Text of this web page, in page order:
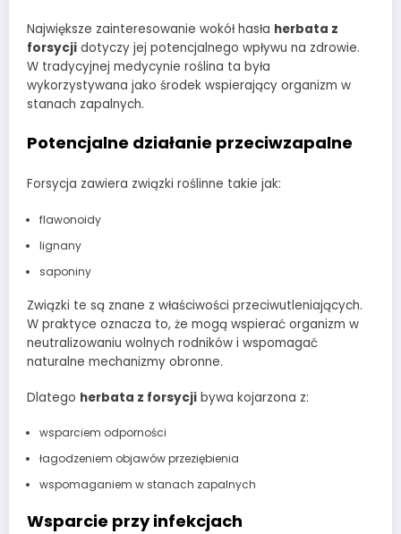
Największe zainteresowanie wokół hasła herbata z
forsycji dotyczy jej potencjalnego wpływu na zdrowie.
W tradycyjnej medycynie roślina ta była
wykorzystywana jako środek wspierający organizm w
stanach zapalnych.
Potencjalne działanie przeciwzapalne
Forsycja zawiera związki roślinne takie jak:
flawonoidy
lignany
saponiny
Związki te są znane z właściwości przeciwutleniających.
W praktyce oznacza to, że mogą wspierać organizm w
neutralizowaniu wolnych rodników i wspomagać
naturalne mechanizmy obronne.
Dlatego herbata z forsycji bywa kojarzona z:
wsparciem odporności
łagodzeniem objawów przeziębienia
wspomaganiem w stanach zapalnych
Wsparcie przy infekcjach